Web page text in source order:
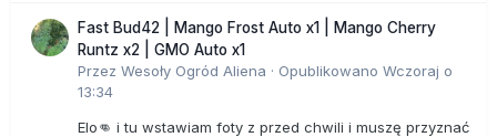
Fast Bud42 | Mango Frost Auto x1 | Mango Cherry
Runtz x2 | GMO Auto x1
Przez Wesoły Ogród Aliena · Opublikowano Wczoraj o
13:34
Elo👊 i tu wstawiam foty z przed chwili i muszę przyznać